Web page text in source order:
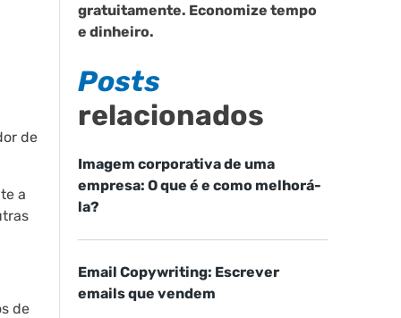
de
a
de
gratuitamente. Economize tempo
e dinheiro.
Posts
relacionados
Imagem corporativa de uma
empresa: O que é e como melhorá-
la?
Email Copywriting: Escrever
emails que vendem